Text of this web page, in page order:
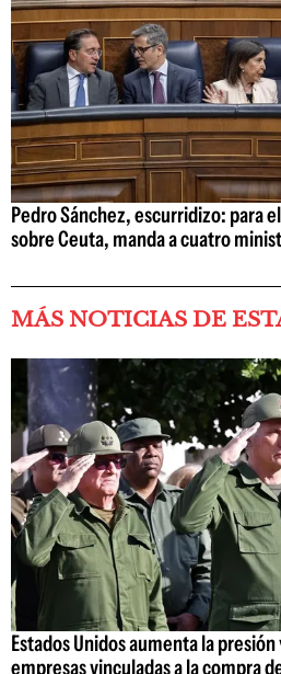
Pedro Sánchez, escurridizo: para
sobre Ceuta, manda a cuatro
MÁS NOTICIAS DE
Estados Unidos aumenta la
empresas vinculadas a la compra